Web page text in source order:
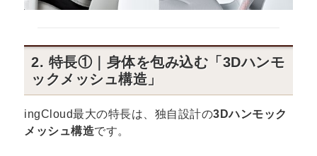
2. 特長①｜身体を包み込む「3Dハンモ
ックメッシュ構造」
ingCloud最大の特長は、独自設計の3Dハンモック
メッシュ構造です。